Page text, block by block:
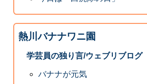
熱川バナナワニ園
学芸員の独り言/ウェブリブログ
バナナが元気